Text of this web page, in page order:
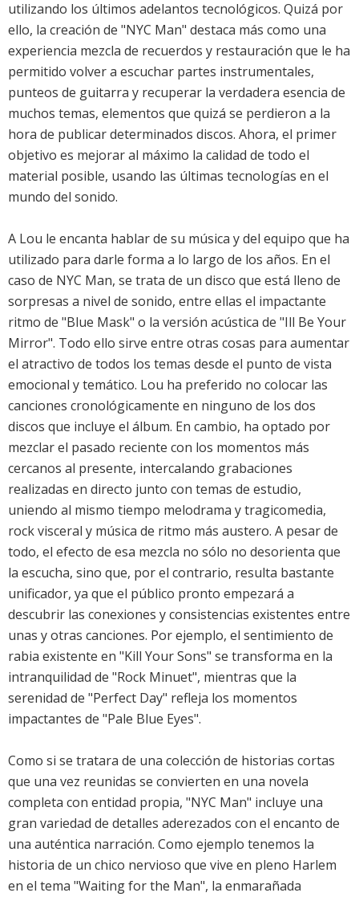
utilizando los últimos adelantos tecnológicos. Quizá por
ello, la creación de "NYC Man" destaca más como una
experiencia mezcla de recuerdos y restauración que le ha
permitido volver a escuchar partes instrumentales,
punteos de guitarra y recuperar la verdadera esencia de
muchos temas, elementos que quizá se perdieron a la
hora de publicar determinados discos. Ahora, el primer
objetivo es mejorar al máximo la calidad de todo el
material posible, usando las últimas tecnologías en el
mundo del sonido.
A Lou le encanta hablar de su música y del equipo que ha
utilizado para darle forma a lo largo de los años. En el
caso de NYC Man, se trata de un disco que está lleno de
sorpresas a nivel de sonido, entre ellas el impactante
ritmo de "Blue Mask" o la versión acústica de "Ill Be Your
Mirror". Todo ello sirve entre otras cosas para aumentar
el atractivo de todos los temas desde el punto de vista
emocional y temático. Lou ha preferido no colocar las
canciones cronológicamente en ninguno de los dos
discos que incluye el álbum. En cambio, ha optado por
mezclar el pasado reciente con los momentos más
cercanos al presente, intercalando grabaciones
realizadas en directo junto con temas de estudio,
uniendo al mismo tiempo melodrama y tragicomedia,
rock visceral y música de ritmo más austero. A pesar de
todo, el efecto de esa mezcla no sólo no desorienta que
la escucha, sino que, por el contrario, resulta bastante
unificador, ya que el público pronto empezará a
descubrir las conexiones y consistencias existentes entre
unas y otras canciones. Por ejemplo, el sentimiento de
rabia existente en "Kill Your Sons" se transforma en la
intranquilidad de "Rock Minuet", mientras que la
serenidad de "Perfect Day" refleja los momentos
impactantes de "Pale Blue Eyes".
Como si se tratara de una colección de historias cortas
que una vez reunidas se convierten en una novela
completa con entidad propia, "NYC Man" incluye una
gran variedad de detalles aderezados con el encanto de
una auténtica narración. Como ejemplo tenemos la
historia de un chico nervioso que vive en pleno Harlem
en el tema "Waiting for the Man", la enmarañada